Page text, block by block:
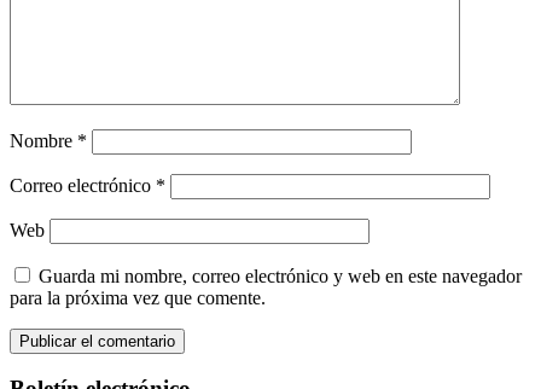
Nombre *
Correo electrónico *
Web
Guarda mi nombre, correo electrónico y web en este navegador
para la próxima vez que comente.